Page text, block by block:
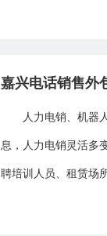
嘉兴电话销售外
人力电销、机器人
息，人力电销灵活
聘培训人员、租赁